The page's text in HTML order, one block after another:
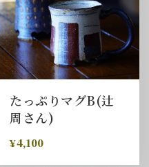
たっぷりマグB(辻
周さん)
¥4,100